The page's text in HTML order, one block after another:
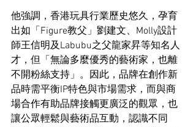
他強調，香港玩具行業歷史悠久，孕育
出如「Figure教父」劉建文、Molly設計
師王信明及Labubu之父龍家昇等知名人
才，但「無論多麼優秀的藝術家，也離
不開粉絲支持」。因此，品牌在創作新
品時需平衡IP特色與市場需求，而與商
場合作有助品牌接觸更廣泛的觀眾，也
讓公眾輕鬆與藝術品互動，認識不同